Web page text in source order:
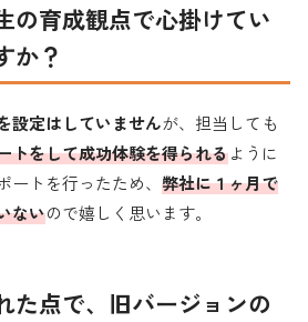
の育成観点で心掛けてい
か？
設定はしていませんが、担当しても
トをして成功体験を得られるように
ートを行ったため、 弊社に１ヶ月で
ないので嬉しく思います。
た点で、旧バージョンの